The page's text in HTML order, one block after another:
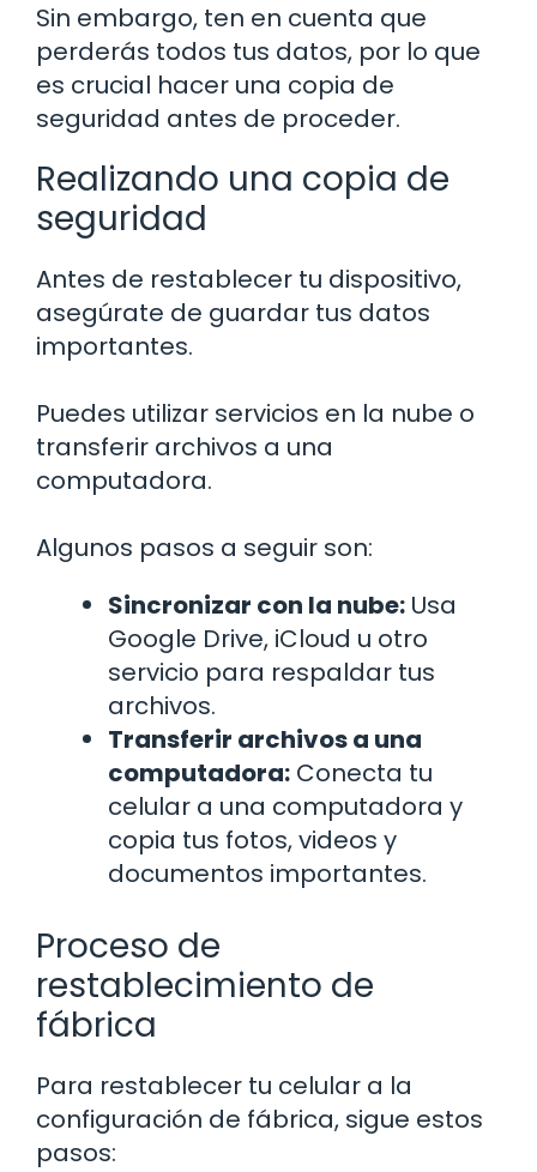
Sin embargo, ten en cuenta que
perderás todos tus datos, por lo que
es crucial hacer una copia de
seguridad antes de proceder.
Realizando una copia de
seguridad
Antes de restablecer tu dispositivo,
asegúrate de guardar tus datos
importantes.
Puedes utilizar servicios en la nube o
transferir archivos a una
computadora.
Algunos pasos a seguir son:
Sincronizar con la nube: Usa
Google Drive, iCloud u otro
servicio para respaldar tus
archivos.
Transferir archivos a una
computadora: Conecta tu
celular a una computadora y
copia tus fotos, videos y
documentos importantes.
Proceso de
restablecimiento de
fábrica
Para restablecer tu celular a la
configuración de fábrica, sigue estos
pasos: